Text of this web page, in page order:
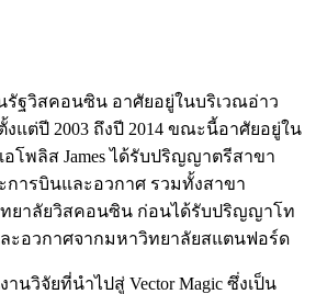
นรัฐวิสคอนซิน อาศัยอยู่ในบริเวณอ่าว
แต่ปี 2003 ถึงปี 2014 ขณะนี้อาศัยอยู่ใน
โพลิส James ได้รับปริญญาตรีสาขา
การบินและอวกาศ รวมทั้งสาขา
ยาลัยวิสคอนซิน ก่อนได้รับปริญญาโท
ะอวกาศจากมหาวิทยาลัยสแตนฟอร์ด
งานวิจัยที่นำไปสู่ Vector Magic ซึ่งเป็น